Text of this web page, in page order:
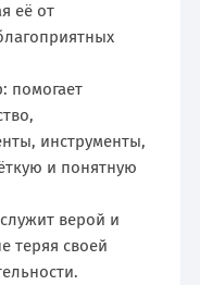
её от
помогает
инструменты,
и понятную
верой и
теряя своей